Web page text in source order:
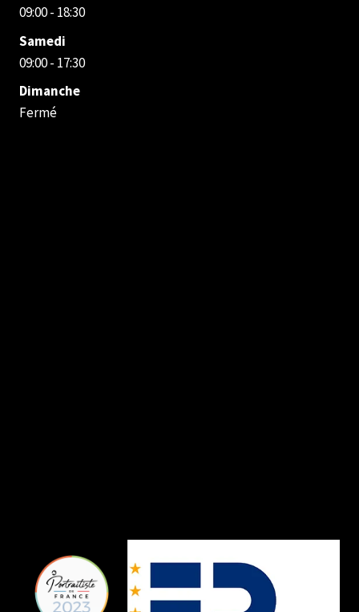
09:00 - 18:30
Samedi
09:00 - 17:30
Dimanche
Fermé